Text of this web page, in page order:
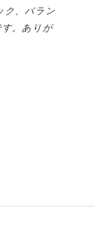
、バラン
。ありが